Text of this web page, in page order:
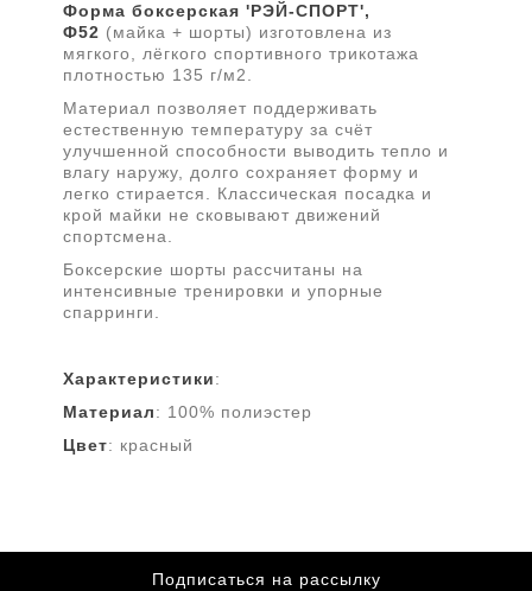
Форма боксерская 'РЭЙ-СПОРТ',
Ф52 (майка + шорты) изготовлена из
мягкого, лёгкого спортивного трикотажа
плотностью 135 г/м2.
Материал позволяет поддерживать
естественную температуру за счёт
улучшенной способности выводить тепло и
влагу наружу, долго сохраняет форму и
легко стирается. Классическая посадка и
крой майки не сковывают движений
спортсмена.
Боксерские шорты рассчитаны на
интенсивные тренировки и упорные
спарринги.
Характеристики:
Материал: 100% полиэстер
Цвет: красный
Подписаться на рассылку